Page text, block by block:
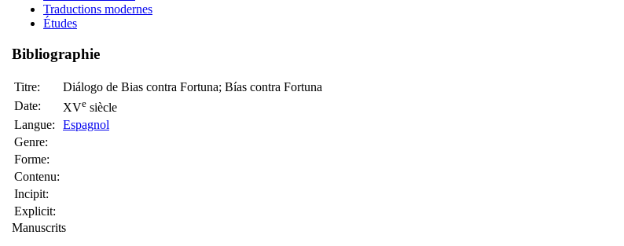
Traductions modernes
Études
Bibliographie
Titre:
Diálogo de Bias contra Fortuna; Bías contra Fortuna
Date:
XVe siècle
Langue:
Espagnol
Genre:
Forme:
Contenu:
Incipit:
Explicit:
Manuscrits